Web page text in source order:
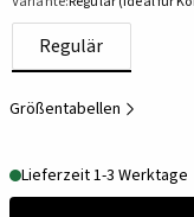
Regulär
Größentabellen
Lieferzeit 1-3 Werktage